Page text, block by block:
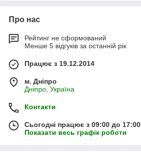
Про нас
Рейтинг не сформований
Менше 5 відгуків за останній рік
Працює з 19.12.2014
м. Дніпро
Дніпро, Україна
Контакти
Сьогодні працює з 09:00 до 17:00
Показати весь графік роботи